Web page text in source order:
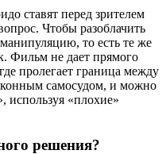
ставят перед зрителем
Чтобы разоблачить
то есть те же
Фильм не дает прямого
пролегает граница между
самосудом, и можно
используя «плохие»
решения?